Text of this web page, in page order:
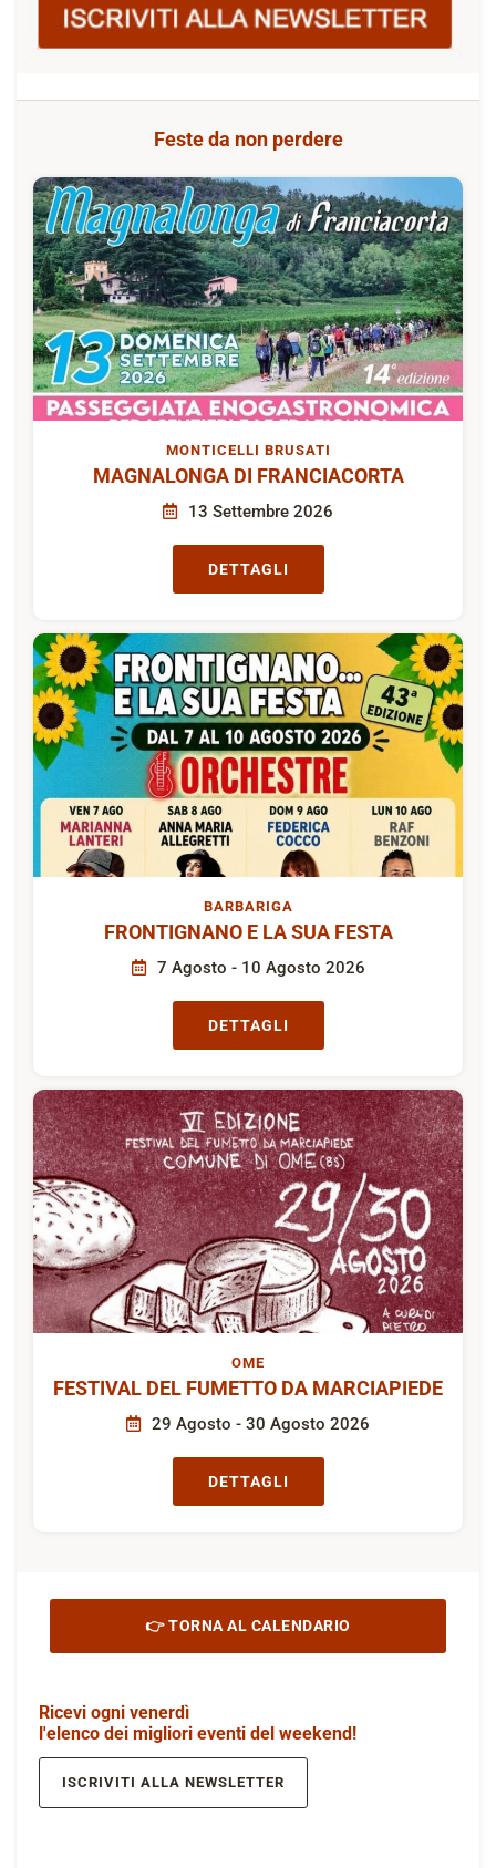
Feste da non perdere
MONTICELLI BRUSATI
MAGNALONGA DI FRANCIACORTA
13 Settembre 2026
DETTAGLI
BARBARIGA
FRONTIGNANO E LA SUA FESTA
7 Agosto - 10 Agosto 2026
DETTAGLI
OME
FESTIVAL DEL FUMETTO DA MARCIAPIEDE
29 Agosto - 30 Agosto 2026
DETTAGLI
👉 TORNA AL CALENDARIO
Ricevi ogni venerdì
l'elenco dei migliori eventi del weekend!
ISCRIVITI ALLA NEWSLETTER